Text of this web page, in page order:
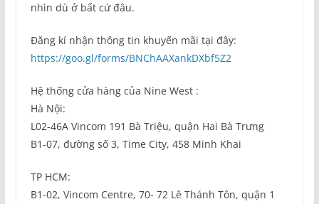
nhìn dù ở bất cứ đâu.
Đăng kí nhận thông tin khuyến mãi tại đây:
https://goo.gl/forms/BNChAAXankDXbf5Z2
Hệ thống cửa hàng của Nine West :
Hà Nội:
L02-46A Vincom 191 Bà Triệu, quận Hai Bà Trưng
B1-07, đường số 3, Time City, 458 Minh Khai
TP HCM:
B1-02, Vincom Centre, 70- 72 Lê Thánh Tôn, quận 1